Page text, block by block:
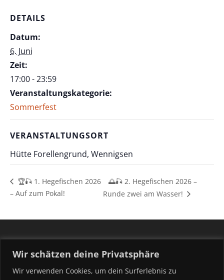
Wir schätzen deine Privatsphäre
Wir verwenden Cookies, um dein Surferlebnis zu
DETAILS
Datum:
6. Juni
Zeit:
17:00 - 23:59
Veranstaltungskategorie:
Sommerfest
VERANSTALTUNGSORT
Hütte Forellengrund, Wennigsen
🏆🎣 1. Hegefischen 2026
– Auf zum Pokal!
🌅🎣 2. Hegefischen 2026 –
Runde zwei am Wasser!
Schlehdornweg 8
30974 Wennigsen